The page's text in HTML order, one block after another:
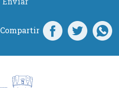
Compartir